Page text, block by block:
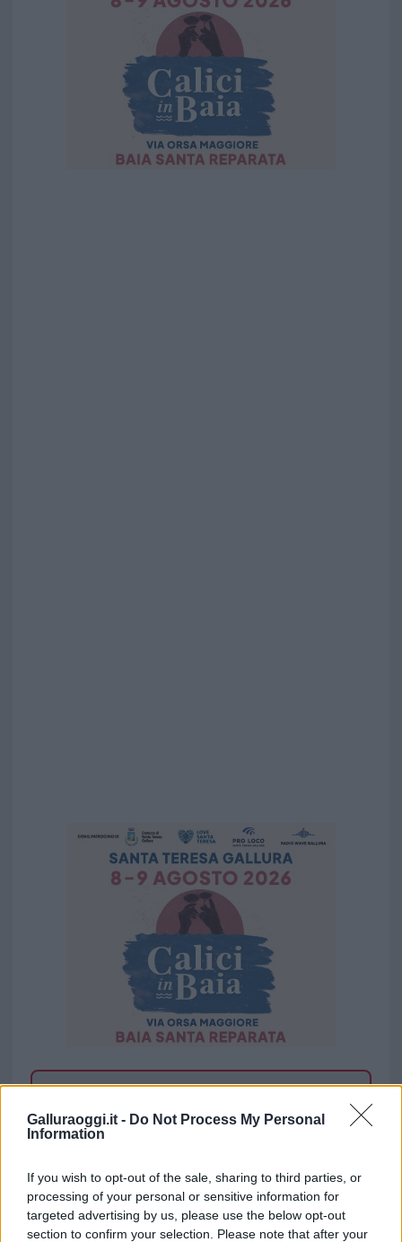
Galluraoggi.it - Do Not Process My Personal
Information
If you wish to opt-out of the sale, sharing to third parties, or
processing of your personal or sensitive information for
targeted advertising by us, please use the below opt-out
section to confirm your selection. Please note that after your
Puoi abbonarti a
Sei già abbonato?